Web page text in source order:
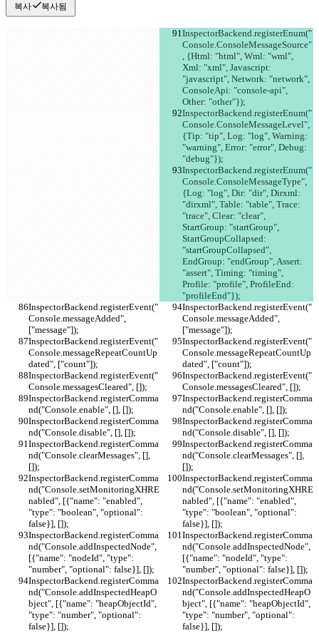
복사 복사됨
InspectorBackend.registerEnum("
Console.ConsoleMessageSource"
, {Html: "html", Wml: "wml",
Xml: "xml", Javascript:
"javascript", Network: "network",
ConsoleApi: "console-api",
Other: "other"});
InspectorBackend.registerEnum("
Console.ConsoleMessageLevel",
{Tip: "tip", Log: "log", Warning:
"warning", Error: "error", Debug:
"debug"});
InspectorBackend.registerEnum("
Console.ConsoleMessageType",
{Log: "log", Dir: "dir", Dirxml:
"dirxml", Table: "table", Trace:
"trace", Clear: "clear",
StartGroup: "startGroup",
StartGroupCollapsed:
"startGroupCollapsed",
EndGroup: "endGroup", Assert:
"assert", Timing: "timing",
Profile: "profile", ProfileEnd:
"profileEnd"});
InspectorBackend.registerEvent("
Console.messageAdded",
["message"]);
InspectorBackend.registerEvent("
Console.messageAdded",
["message"]);
InspectorBackend.registerEvent("
Console.messageRepeatCountUp
dated", ["count"]);
InspectorBackend.registerEvent("
Console.messageRepeatCountUp
dated", ["count"]);
InspectorBackend.registerEvent("
Console.messagesCleared", []);
InspectorBackend.registerEvent("
Console.messagesCleared", []);
InspectorBackend.registerComma
nd("Console.enable", [], []);
InspectorBackend.registerComma
nd("Console.enable", [], []);
InspectorBackend.registerComma
nd("Console.disable", [], []);
InspectorBackend.registerComma
nd("Console.disable", [], []);
InspectorBackend.registerComma
nd("Console.clearMessages", [],
[]);
InspectorBackend.registerComma
nd("Console.clearMessages", [],
[]);
InspectorBackend.registerComma
nd("Console.setMonitoringXHRE
nabled", [{"name": "enabled",
"type": "boolean", "optional":
false}], []);
InspectorBackend.registerComma
nd("Console.setMonitoringXHRE
nabled", [{"name": "enabled",
"type": "boolean", "optional":
false}], []);
InspectorBackend.registerComma
nd("Console.addInspectedNode",
[{"name": "nodeId", "type":
"number", "optional": false}], []);
InspectorBackend.registerComma
nd("Console.addInspectedNode",
[{"name": "nodeId", "type":
"number", "optional": false}], []);
InspectorBackend.registerComma
nd("Console.addInspectedHeapO
bject", [{"name": "heapObjectId",
"type": "number", "optional":
false}], []);
InspectorBackend.registerComma
nd("Console.addInspectedHeapO
bject", [{"name": "heapObjectId",
"type": "number", "optional":
false}], []);